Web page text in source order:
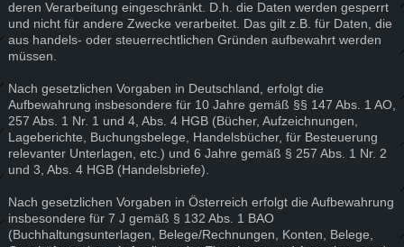
deren Verarbeitung eingeschränkt. D.h. die Daten werden gesperrt
und nicht für andere Zwecke verarbeitet. Das gilt z.B. für Daten, die
aus handels- oder steuerrechtlichen Gründen aufbewahrt werden
müssen.
Nach gesetzlichen Vorgaben in Deutschland, erfolgt die
Aufbewahrung insbesondere für 10 Jahre gemäß §§ 147 Abs. 1 AO,
257 Abs. 1 Nr. 1 und 4, Abs. 4 HGB (Bücher, Aufzeichnungen,
Lageberichte, Buchungsbelege, Handelsbücher, für Besteuerung
relevanter Unterlagen, etc.) und 6 Jahre gemäß § 257 Abs. 1 Nr. 2
und 3, Abs. 4 HGB (Handelsbriefe).
Nach gesetzlichen Vorgaben in Österreich erfolgt die Aufbewahrung
insbesondere für 7 J gemäß § 132 Abs. 1 BAO
(Buchhaltungsunterlagen, Belege/Rechnungen, Konten, Belege,